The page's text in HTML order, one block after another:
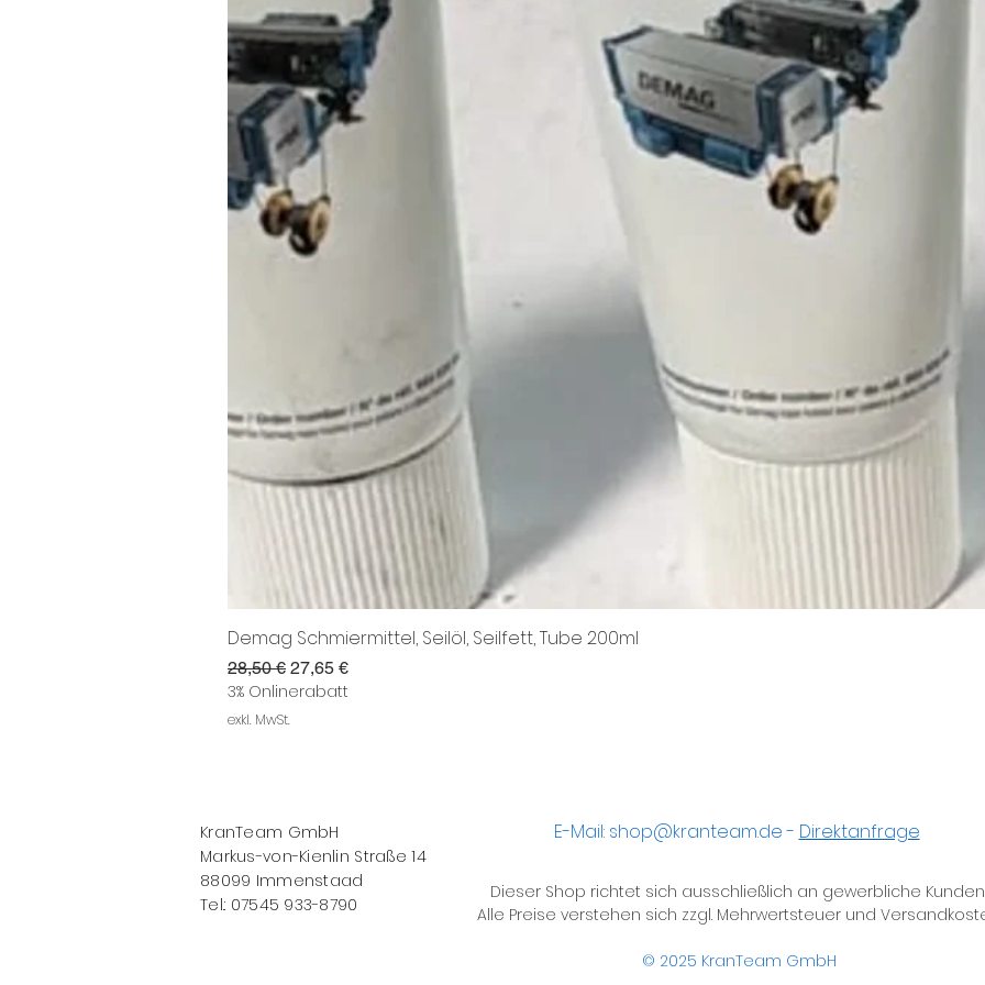
Demag Schmiermittel, Seilöl, Seilfett, Tube 200ml
Standardpreis
28,50 € Sale-Preis
27,65 €
3% Onlinerabatt
exkl. MwSt.
KranTeam GmbH
Markus-von-Kienlin Straße 14
88099 Immenstaad
Tel.: 07545 933-8790
E-Mail: shop@kranteam.de- Direktanfrage
Dieser Shop richtet sich ausschließlich an gewerbliche
Alle Preise verstehen sich zzgl. Mehrwertsteuer und
© 2025 KranTeam GmbH